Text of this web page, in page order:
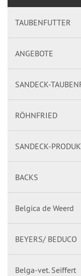
TAUBENFUTTER
ANGEBOTE
SANDECK-
RÖHNFRIED
SANDECK-
BACKS
Belgica de Weerd
BEYERS/ BEDUCO
Belga-vet. Seiffert